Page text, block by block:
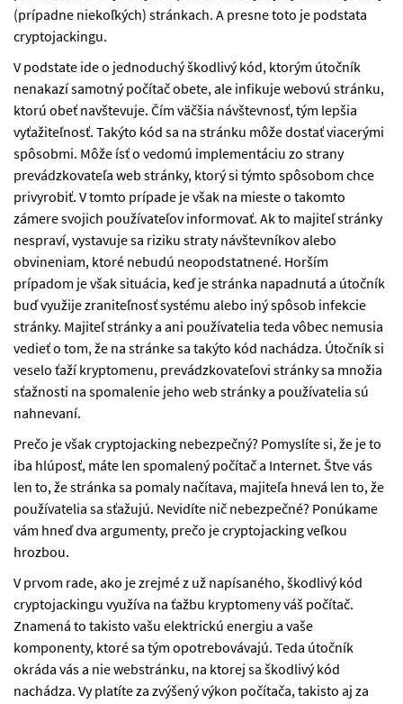
(prípadne niekoľkých) stránkach. A presne toto je podstata
cryptojackingu.
V podstate ide o jednoduchý škodlivý kód, ktorým útočník
nenakazí samotný počítač obete, ale infikuje webovú stránku,
ktorú obeť navštevuje. Čím väčšia návštevnosť, tým lepšia
vyťažiteľnosť. Takýto kód sa na stránku môže dostať viacerými
spôsobmi. Môže ísť o vedomú implementáciu zo strany
prevádzkovateľa web stránky, ktorý si týmto spôsobom chce
privyrobiť. V tomto prípade je však na mieste o takomto
zámere svojich používateľov informovať. Ak to majiteľ stránky
nespraví, vystavuje sa riziku straty návštevníkov alebo
obvineniam, ktoré nebudú neopodstatnené. Horším
prípadom je však situácia, keď je stránka napadnutá a útočník
buď využije zraniteľnosť systému alebo iný spôsob infekcie
stránky. Majiteľ stránky a ani používatelia teda vôbec nemusia
vedieť o tom, že na stránke sa takýto kód nachádza. Útočník si
veselo ťaží kryptomenu, prevádzkovateľovi stránky sa množia
sťažnosti na spomalenie jeho web stránky a používatelia sú
nahnevaní.
Prečo je však cryptojacking nebezpečný? Pomyslíte si, že je to
iba hlúposť, máte len spomalený počítač a Internet. Štve vás
len to, že stránka sa pomaly načítava, majiteľa hnevá len to, že
používatelia sa sťažujú. Nevidíte nič nebezpečné? Ponúkame
vám hneď dva argumenty, prečo je cryptojacking veľkou
hrozbou.
V prvom rade, ako je zrejmé z už napísaného, škodlivý kód
cryptojackingu využíva na ťažbu kryptomeny váš počítač.
Znamená to takisto vašu elektrickú energiu a vaše
komponenty, ktoré sa tým opotrebovávajú. Teda útočník
okráda vás a nie webstránku, na ktorej sa škodlivý kód
nachádza. Vy platíte za zvýšený výkon počítača, takisto aj za